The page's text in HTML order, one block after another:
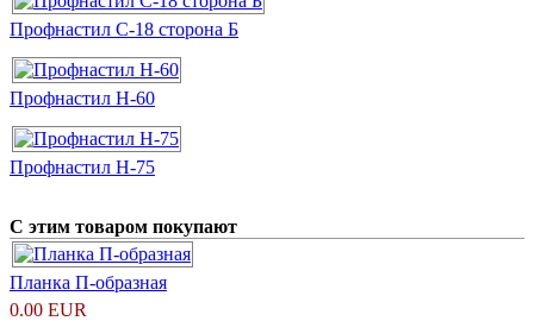
Профнастил С-18 сторона Б
Профнастил H-60
Профнастил Н-75
С этим товаром покупают
Планка П-образная
0.00 EUR